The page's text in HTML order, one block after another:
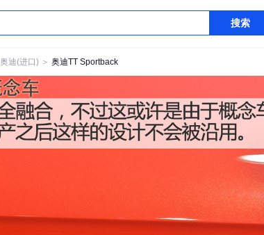
搜索
奥迪(进口) ＞ 奥迪TT Sportback